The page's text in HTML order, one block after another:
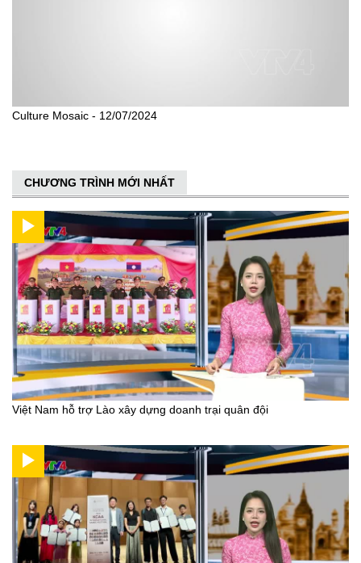
Culture Mosaic - 12/07/2024
CHƯƠNG TRÌNH MỚI NHẤT
Việt Nam hỗ trợ Lào xây dựng doanh trại quân đội